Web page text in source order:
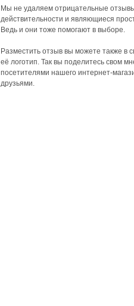
Мы не удаляем отрицательные
действительности и являющиеся
Ведь и они тоже помогают в выборе.
Разместить отзыв вы можете также в
её логотип. Так вы поделитесь свом
посетителями нашего интернет-
друзьями.